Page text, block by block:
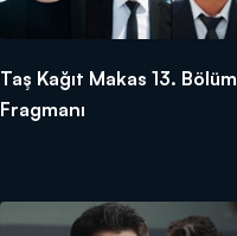
Taş Kağıt Makas 13. Bölüm
Fragmanı